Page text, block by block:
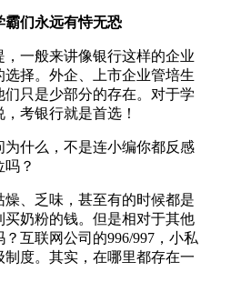
们永远有恃无恐
一般来讲像银行这样的企业
择。外企、上市企业管培生
只是少部分的存在。对于学
考银行就是首选！
什么，不是连小编你都反感
？
、乏味，甚至有的时候都是
奶粉的钱。但是相对于其他
互联网公司的996/997，小私
度。其实，在哪里都存在一